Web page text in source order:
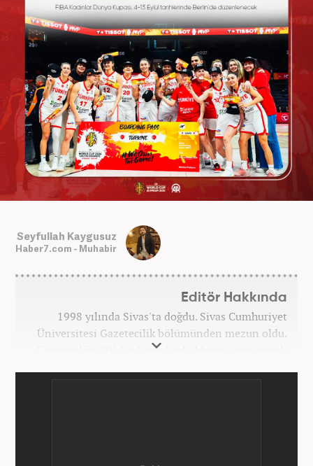
Seyfullah Kaygusuz
Haber7.com - Muhabir
Editör Hakkında
1998 yılında Sivas'ta doğdu. Sivas Cumhuriyet
Üniversitesi Gazetecilik bölümünden mezun oldu.
Gazeteciliğe 2016 yılında başladıktan sonra çeşitli